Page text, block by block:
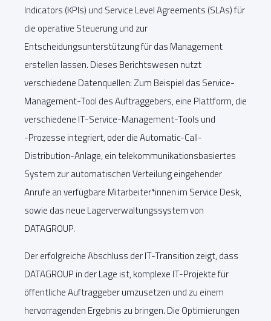
Indicators (KPIs) und Service Level Agreements (SLAs) für
die operative Steuerung und zur
Entscheidungsunterstützung für das Management
erstellen lassen. Dieses Berichtswesen nutzt
verschiedene Datenquellen: Zum Beispiel das Service-
Management-Tool des Auftraggebers, eine Plattform, die
verschiedene IT-Service-Management-Tools und
-Prozesse integriert, oder die Automatic-Call-
Distribution-Anlage, ein telekommunikationsbasiertes
System zur automatischen Verteilung eingehender
Anrufe an verfügbare Mitarbeiter*innen im Service Desk,
sowie das neue Lagerverwaltungssystem von
DATAGROUP.
Der erfolgreiche Abschluss der IT-Transition zeigt, dass
DATAGROUP in der Lage ist, komplexe IT-Projekte für
öffentliche Auftraggeber umzusetzen und zu einem
hervorragenden Ergebnis zu bringen. Die Optimierungen